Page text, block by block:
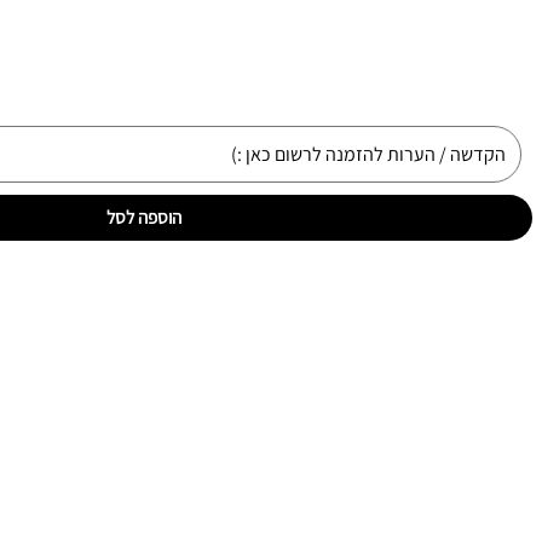
הוספה לסל